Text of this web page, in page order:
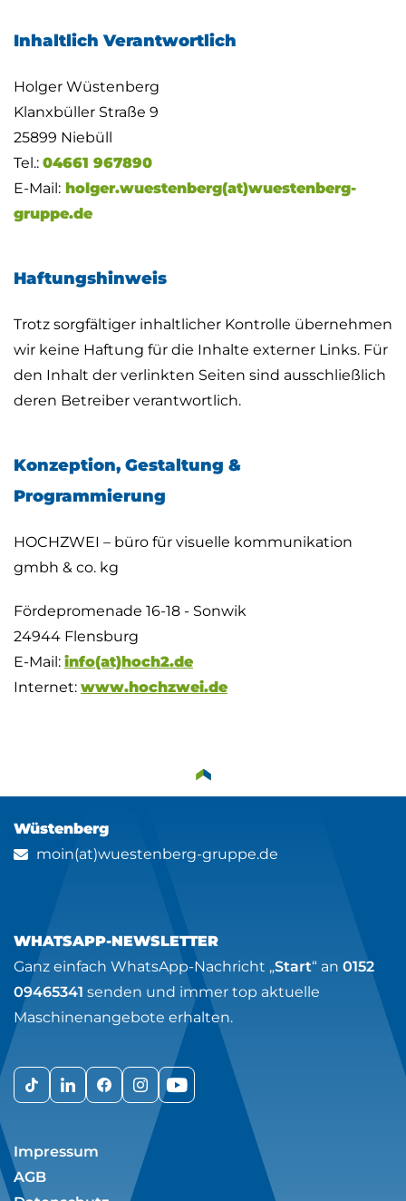
Inhaltlich Verantwortlich
Holger Wüstenberg
Klanxbüller Straße 9
25899 Niebüll
Tel.: 04661 967890
E-Mail: holger.wuestenberg(at)wuestenberg-
gruppe.de
Haftungshinweis
Trotz sorgfältiger inhaltlicher Kontrolle übernehmen
wir keine Haftung für die Inhalte externer Links. Für
den Inhalt der verlinkten Seiten sind ausschließlich
deren Betreiber verantwortlich.
Konzeption, Gestaltung &
Programmierung
HOCHZWEI – büro für visuelle kommunikation
gmbh & co. kg
Fördepromenade 16-18 - Sonwik
24944 Flensburg
E-Mail: info(at)hoch2.de
Internet: www.hochzwei.de
Wüstenberg
moin(at)wuestenberg-gruppe.de
WHATSAPP-NEWSLETTER
Ganz einfach WhatsApp-Nachricht „Start“ an 0152
09465341 senden und immer top aktuelle
Maschinenangebote erhalten.
Impressum
AGB